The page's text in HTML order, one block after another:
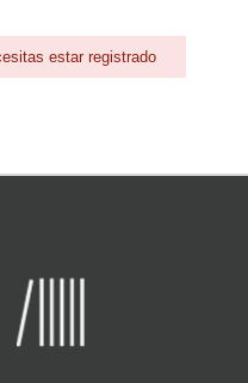
estar registrado